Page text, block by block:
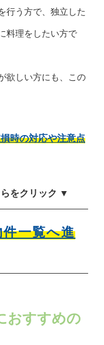
行う方で、独立した
料理をしたい方で
欲しい方にも、この
時の対応や注意点
をクリック ▼
一覧へ進
おすすめの